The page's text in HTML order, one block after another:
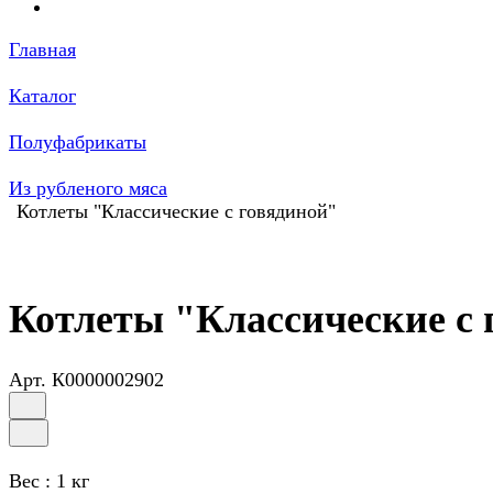
Главная
Каталог
Полуфабрикаты
Из рубленого мяса
Котлеты "Классические с говядиной"
Котлеты "Классические с
Арт. К0000002902
Вес : 1 кг